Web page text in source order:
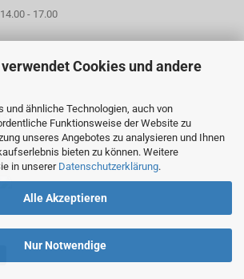
Cookies und andere
und ähnliche Technologien, auch von
Funktionsweise der Website zu
unseres Angebotes zu analysieren und Ihnen
bieten zu können. Weitere
in unserer Datenschutzerklärung.
Alle Akzeptieren
Nur Notwendige
- 17.00